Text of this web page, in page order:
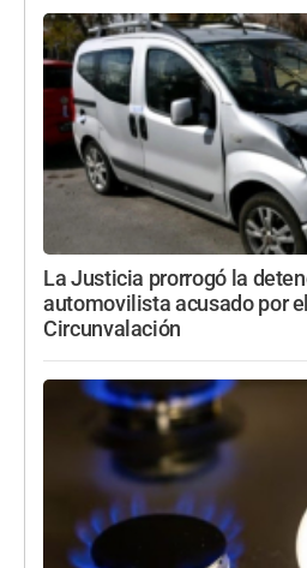
La Justicia prorrogó la
automovilista acusado por
Circunvalación